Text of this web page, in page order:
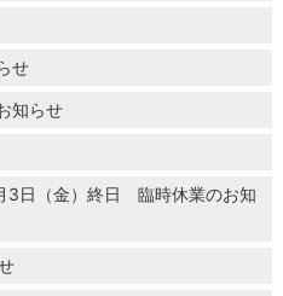
せ
知らせ
3日（金）終日 臨時休業のお知